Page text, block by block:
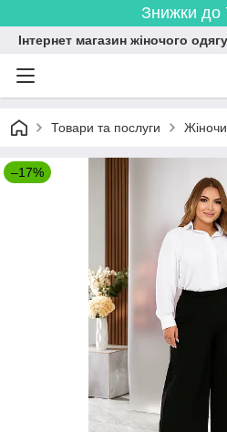
Знижки до
Інтернет магазин жіночого
Товари та послуги
–17%